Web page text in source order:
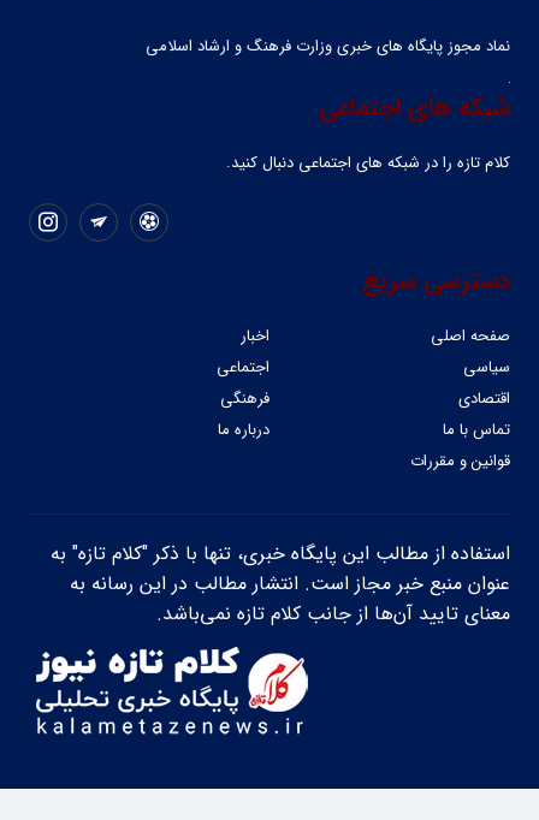
نماد مجوز پایگاه های خبری وزارت فرهنگ و ارشاد اسلامی
صفحه اصلی
اخبار
سیاسی
اجتماعی
اقتصادی
فرهنگی
تماس با ما
استفاده از مطالب این پایگاه خبری، تنها با ذکر "کلام تازه" به
عنوان منبع خبر مجاز است. انتشار مطالب در این رسانه به
معنای تایید آن‌ها از جانب کلام تازه نمی‌باشد.